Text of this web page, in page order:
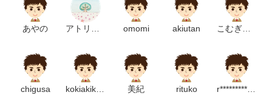
あやの アトリヱ未來 omomi akiutan こむぎちょこ
chigusa kokiakikochan 美紀 rituko r*********************m